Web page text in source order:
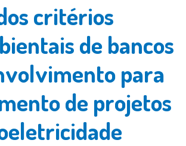
critérios
de bancos
para
de projetos